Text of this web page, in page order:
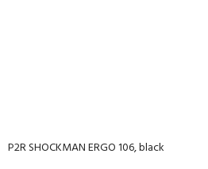
P2R SHOCKMAN ERGO 106, black